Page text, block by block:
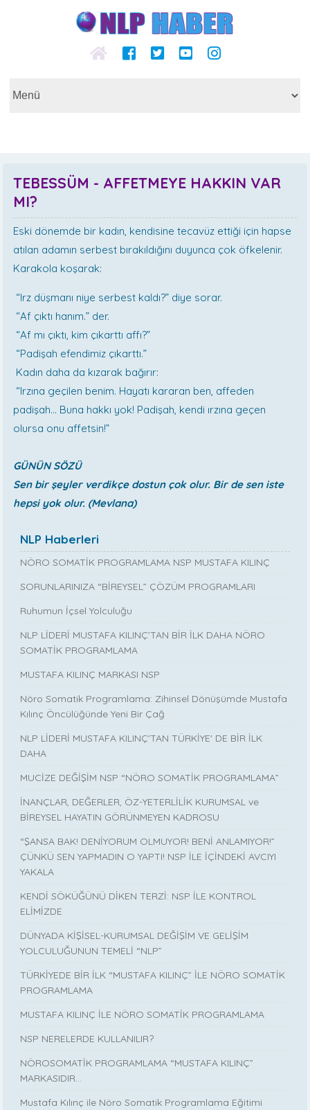
TEBESSÜM - AFFETMEYE HAKKIN VAR
MI?
Eski dönemde bir kadın, kendisine tecavüz ettiği için hapse
atılan adamın serbest bırakıldığını duyunca çok öfkelenir.
Karakola koşarak:
“Irz düşmanı niye serbest kaldı?” diye sorar.
“Af çıktı hanım.” der.
“Af mı çıktı, kim çıkarttı affı?”
“Padişah efendimiz çıkarttı.”
Kadın daha da kızarak bağırır:
“Irzına geçilen benim. Hayatı kararan ben, affeden
padişah… Buna hakkı yok! Padişah, kendi ırzına geçen
olursa onu affetsin!”
GÜNÜN SÖZÜ
Sen bir şeyler verdikçe dostun çok olur. Bir de sen iste
hepsi yok olur. (Mevlana)
NLP Haberleri
NÖRO SOMATİK PROGRAMLAMA NSP MUSTAFA KILINÇ
SORUNLARINIZA “BİREYSEL” ÇÖZÜM PROGRAMLARI
Ruhumun İçsel Yolculuğu
NLP LİDERİ MUSTAFA KILINÇ’TAN BİR İLK DAHA NÖRO
SOMATİK PROGRAMLAMA
MUSTAFA KILINÇ MARKASI NSP
Nöro Somatik Programlama: Zihinsel Dönüşümde Mustafa
Kılınç Öncülüğünde Yeni Bir Çağ
NLP LİDERİ MUSTAFA KILINÇ'TAN TÜRKİYE' DE BİR İLK
DAHA
MUCİZE DEĞİŞİM NSP “NÖRO SOMATİK PROGRAMLAMA”
İNANÇLAR, DEĞERLER, ÖZ-YETERLİLİK KURUMSAL ve
BİREYSEL HAYATIN GÖRÜNMEYEN KADROSU
“ŞANSA BAK! DENİYORUM OLMUYOR! BENİ ANLAMIYOR!”
ÇÜNKÜ SEN YAPMADIN O YAPTI! NSP İLE İÇİNDEKİ AVCIYI
YAKALA
KENDİ SÖKÜĞÜNÜ DİKEN TERZİ: NSP İLE KONTROL
ELİMİZDE
DÜNYADA KİŞİSEL-KURUMSAL DEĞİŞİM VE GELİŞİM
YOLCULUĞUNUN TEMELİ “NLP”
TÜRKİYEDE BİR İLK “MUSTAFA KILINÇ” İLE NÖRO SOMATİK
PROGRAMLAMA
MUSTAFA KILINÇ İLE NÖRO SOMATİK PROGRAMLAMA
NSP NERELERDE KULLANILIR?
NÖROSOMATİK PROGRAMLAMA “MUSTAFA KILINÇ”
MARKASIDIR…
Mustafa Kılınç ile Nöro Somatik Programlama Eğitimi